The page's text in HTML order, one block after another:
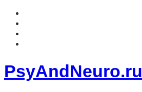
PsyAndNeuro.ru